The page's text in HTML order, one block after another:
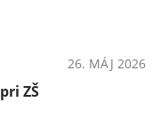
26. MÁJ 2026
ZŠ